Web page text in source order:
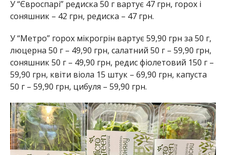
У “Євроспарі” редиска 50 г вартує 47 грн, горох і
соняшник – 42 грн, редиска – 47 грн.
У “Метро” горох мікрогрін вартує 59,90 грн за 50 г,
люцерна 50 г – 49,90 грн, салатний 50 г – 59,90 грн,
соняшник 50 г – 49,90 грн, редис фіолетовий 150 г –
59,90 грн, квіти віола 15 штук – 69,90 грн, капуста
50 г – 59,90 грн, цибуля – 59,90 грн.